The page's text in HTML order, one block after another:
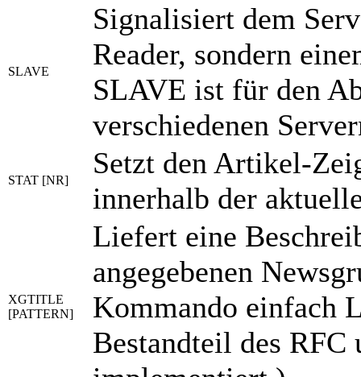
SLAVE
Signalisiert dem
Reader, sondern
SLAVE ist für den
verschiedenen
STAT [NR]
Setzt den Artikel-
innerhalb der
XGTITLE
[PATTERN]
Liefert eine
angegebenen
Kommando einfach
Bestandteil des